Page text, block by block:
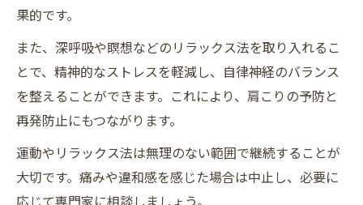
果的です。
また、深呼吸や瞑想などのリラックス法を取り入れるこ
とで、精神的なストレスを軽減し、自律神経のバランス
を整えることができます。これにより、肩こりの予防と
再発防止にもつながります。
運動やリラックス法は無理のない範囲で継続することが
大切です。痛みや違和感を感じた場合は中止し、必要に
応じて専門家に相談しましょう。